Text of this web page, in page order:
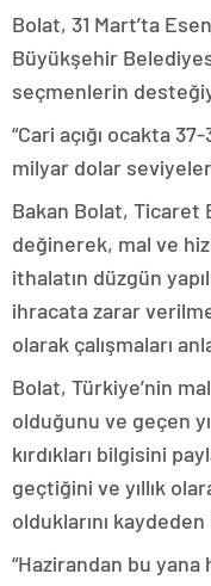
Bolat, 31 Mart’ta
Büyükşehir
seçmenlerin
“Cari açığı ocakta
milyar dolar
Bakan Bolat, Ticaret
değinerek, mal ve
ithalatın düzgün
ihracata zarar
olarak çalışmaları
Bolat, Türkiye’nin
olduğunu ve geçen
kırdıkları bilgisini
geçtiğini ve yıllık
olduklarını
“Hazirandan bu yana